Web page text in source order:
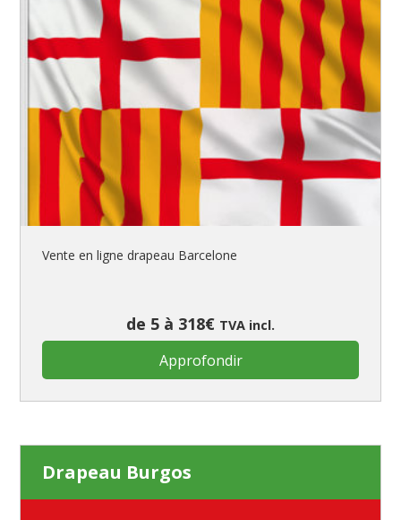
Vente en ligne drapeau Barcelone
de 5 à 318€ TVA incl.
Approfondir
Drapeau Burgos